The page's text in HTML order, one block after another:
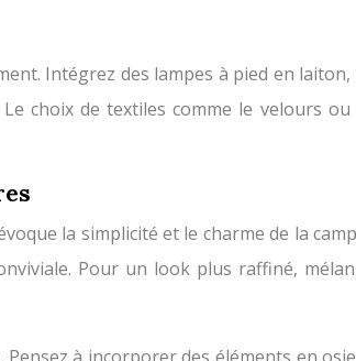
Intégrez des lampes à pied en
choix de textiles comme le velours
la simplicité et le charme de la
Pour un look plus raffiné,